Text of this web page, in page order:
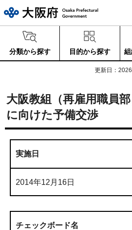
分類から探す 目的から探す
更新日：
大阪教組（再雇用職員
に向けた予備交渉
実施日
2014年12月16日
チェックボード名